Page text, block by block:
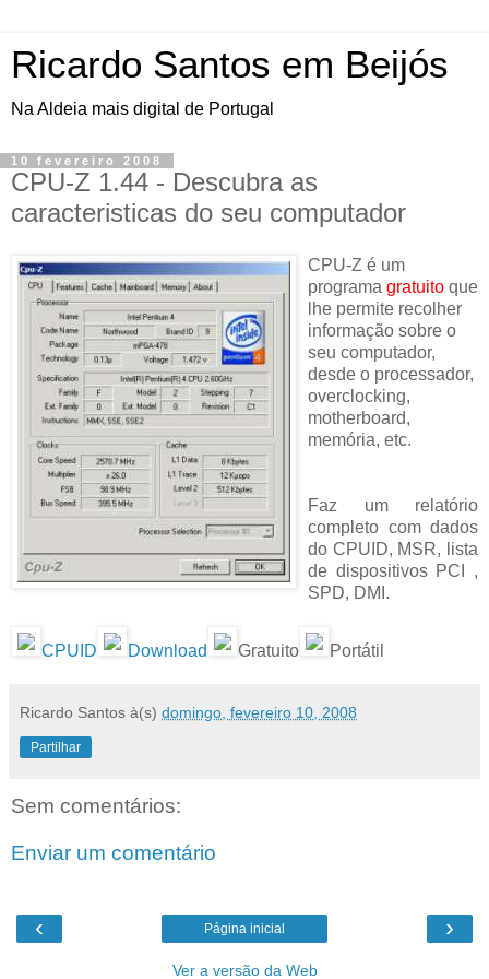
Ricardo Santos em Beijós
Na Aldeia mais digital de Portugal
10 fevereiro 2008
CPU-Z 1.44 - Descubra as
caracteristicas do seu computador
CPU-Z é um
programa gratuito que
lhe permite recolher
informação sobre o
seu computador,
desde o processador,
overclocking,
motherboard,
memória, etc.
Faz um relatório
completo com dados
do CPUID, MSR, lista
de dispositivos PCI ,
SPD, DMI.
CPUID Download Gratuito Portátil
Ricardo Santos à(s) domingo, fevereiro 10, 2008
Partilhar
Sem comentários:
Enviar um comentário
‹ ›
Página inicial
Ver a versão da Web